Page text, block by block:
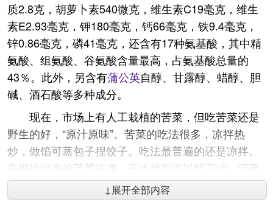
质2.8克，胡萝卜素540微克，维生素C19毫克，维生
素E2.93毫克，钾180毫克，钙66毫克，铁9.4毫克，
锌0.86毫克，磷41毫克，还含有17种氨基酸，其中精
氨酸、组氨酸、谷氨酸含量最高，占氨基酸总量的
43％。此外，另含有蒲公英自醇、甘露醇、蜡醇、胆
碱、酒石酸等多种成分。
现在，市场上有人工栽植的苦菜，但吃苦菜还是
野生的好，“原汁原味”。苦菜的吃法很多，凉拌热
炒，做馅可蒸包子捏饺子。吃法最普遍的还是凉拌。
先把捡回来的苦菜洗净，开水焯后调以醋蒜油，清爽
利口。除了鲜食外也可腌制泡菜，做浆水菜。陆游
有“解渴黄粱粥，尝新自苣韲”， 韲有人解释是腌酸的
↓展开全部内容